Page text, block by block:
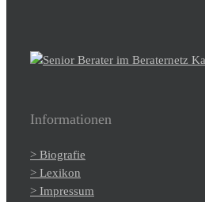
Informationen
> Biografie
> Lexikon
> Impressum